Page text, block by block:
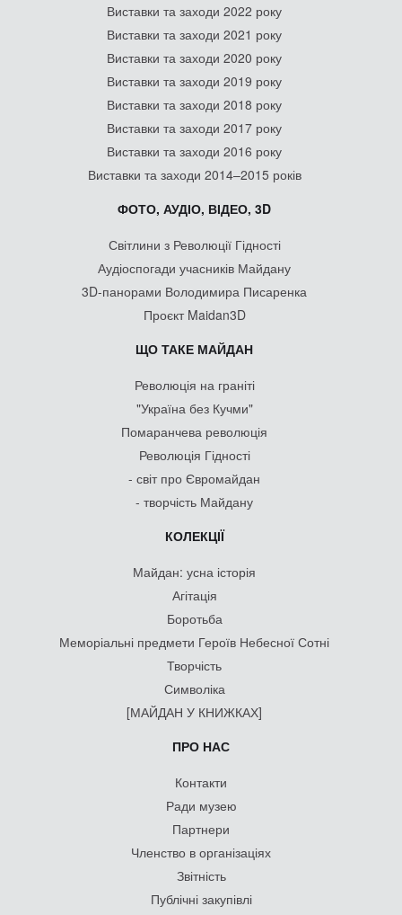
Виставки та заходи 2022 року
Виставки та заходи 2021 року
Виставки та заходи 2020 року
Виставки та заходи 2019 року
Виставки та заходи 2018 року
Виставки та заходи 2017 року
Виставки та заходи 2016 року
Виставки та заходи 2014–2015 років
ФОТО, АУДІО, ВІДЕО, 3D
Світлини з Революції Гідності
Аудіоспогади учасників Майдану
3D-панорами Володимира Писаренка
Проєкт Maidan3D
ЩО ТАКЕ МАЙДАН
Революція на граніті
"Україна без Кучми"
Помаранчева революція
Революція Гідності
- світ про Євромайдан
- творчість Майдану
КОЛЕКЦІЇ
Майдан: усна історія
Агітація
Боротьба
Меморіальні предмети Героїв Небесної Сотні
Творчість
Символіка
[МАЙДАН У КНИЖКАХ]
ПРО НАС
Контакти
Ради музею
Партнери
Членство в організаціях
Звітність
Публічні закупівлі